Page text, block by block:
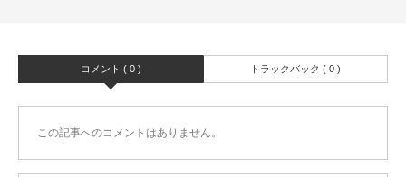
コメント ( 0 ) トラックバック ( 0 )
この記事へのコメントはありません。